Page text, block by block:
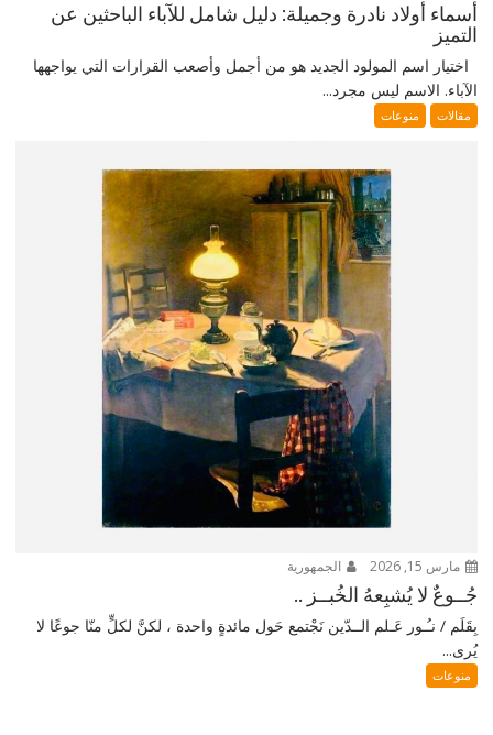
أسماء أولاد نادرة وجميلة: دليل شامل للآباء الباحثين عن
التميز
اختيار اسم المولود الجديد هو من أجمل وأصعب القرارات التي يواجهها
الآباء. الاسم ليس مجرد...
مقالات منوعات
مارس 15, 2026 الجمهورية
جُــوعٌ لا يُشبِعهُ الخُبــز ..
بِقَلَم / نـُـور عَـلم الــدّين نَجْتمع حَول مائدةٍ واحدة ، لكنَّ لكلٍّ منّا جوعًا لا
يُرى...
منوعات